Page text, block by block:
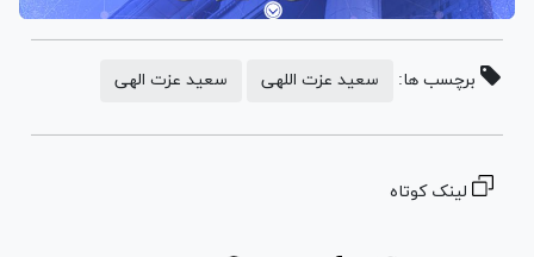
برچسب ها: سعید عزت اللهی سعید عزت الهی
لینک کوتاه